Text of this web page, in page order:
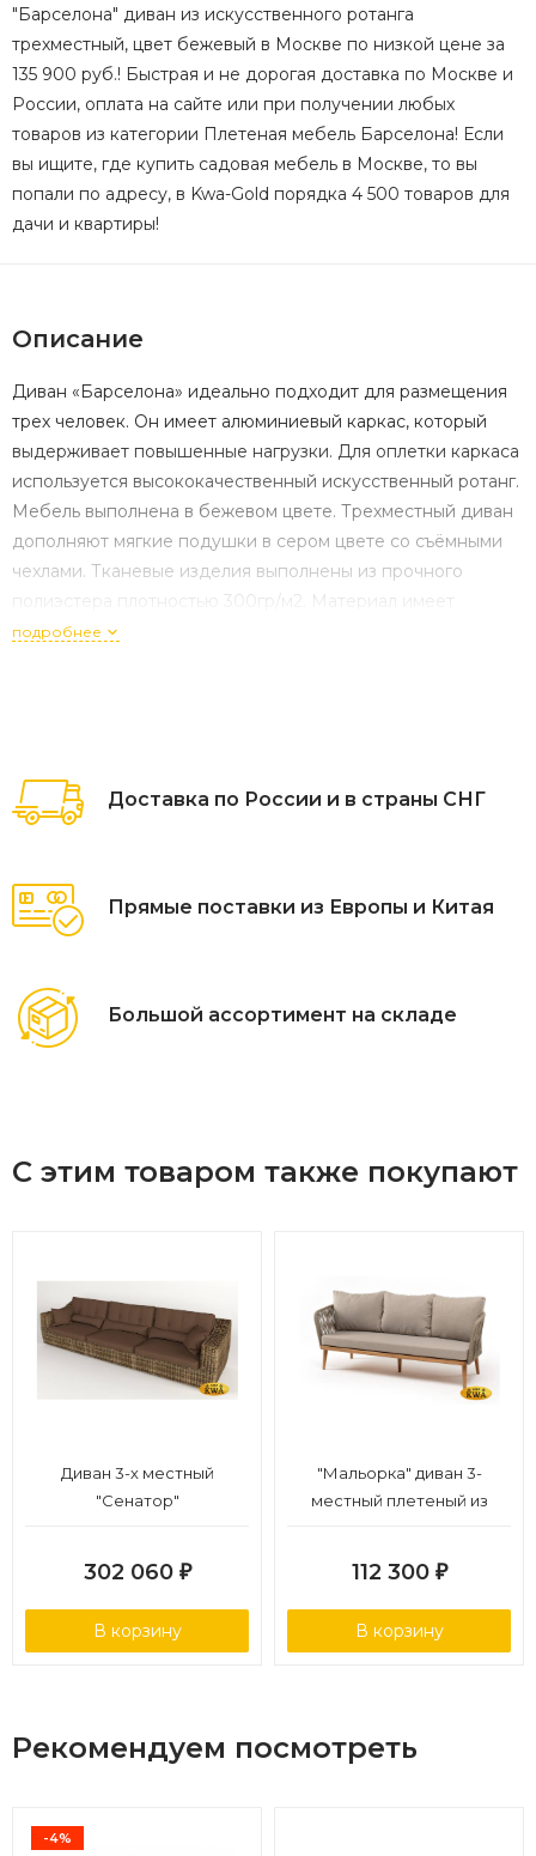
"Барселона" диван из искусственного ротанга
трехместный, цвет бежевый в Москве по низкой цене за
135 900 руб.! Быстрая и не дорогая доставка по Москве и
России, оплата на сайте или при получении любых
товаров из категории Плетеная мебель Барселона! Если
вы ищите, где купить садовая мебель в Москве, то вы
попали по адресу, в Kwa-Gold порядка 4 500 товаров для
дачи и квартиры!
Описание
Диван «Барселона» идеально подходит для размещения
трех человек. Он имеет алюминиевый каркас, который
выдерживает повышенные нагрузки. Для оплетки каркаса
используется высококачественный искусственный ротанг.
Мебель выполнена в бежевом цвете. Трехместный диван
дополняют мягкие подушки в сером цвете со съёмными
чехлами. Тканевые изделия выполнены из прочного
полиэстера плотностью 300гр/м2. Материал имеет
влагоотталкивающую пропитку. Размер модели –
подробнее
Доставка по России и в страны СНГ
Прямые поставки из Европы и Китая
Большой ассортимент на складе
С этим товаром также покупают
Диван 3-х местный
"Сенатор"
302 060 ₽
В корзину
"Мальорка" диван 3-
местный плетеный из
23мм, ткань бежевая 052
112 300 ₽
В корзину
Рекомендуем посмотреть
-4%